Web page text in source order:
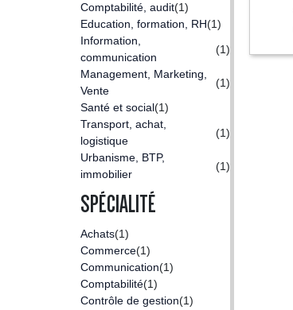
Comptabilité, audit(1)
Education, formation, RH(1)
Information,
communication
(1)
Management, Marketing,
Vente
(1)
Santé et social(1)
Transport, achat,
logistique
(1)
Urbanisme, BTP,
immobilier
(1)
SPÉCIALITÉ
Achats(1)
Commerce(1)
Communication(1)
Comptabilité(1)
Contrôle de gestion(1)